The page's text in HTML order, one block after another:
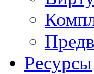
Ресурсы